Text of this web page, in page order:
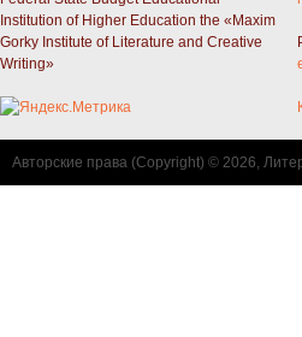
Institution of Higher Education the «Maxim
Gorky Institute of Literature and Creative
Writing»
Авторские права (Copyright) © 2026,